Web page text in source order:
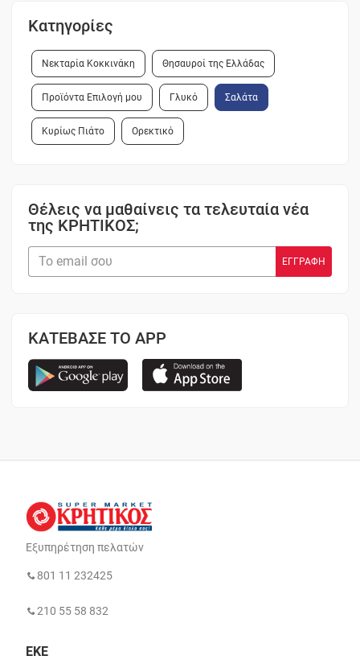
Κατηγορίες
Νεκταρία Κοκκινάκη Θησαυροί της Ελλάδας
Προϊόντα Επιλογή μου Γλυκό Σαλάτα
Κυρίως Πιάτο Ορεκτικό
Θέλεις να μαθαίνεις τα τελευταία νέα
της ΚΡΗΤΙΚΟΣ;
ΚΑΤΕΒΑΣΕ ΤΟ APP
Εξυπηρέτηση πελατών
801 11 232425
210 55 58 832
ΕΚΕ